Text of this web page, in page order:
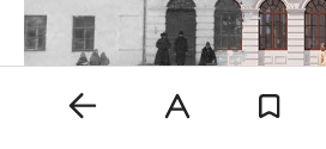
Парки, ЖК у старого русла и